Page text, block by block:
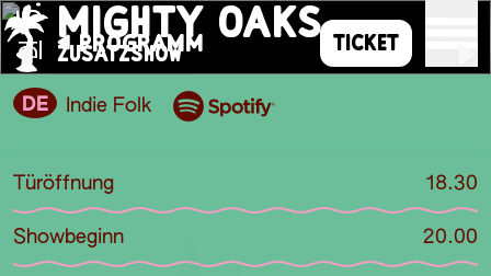
PROGRAMM TICKET
DI
MIGHTY OAKS
ZUSATZSHOW
DE Indie Folk
Türöffnung 18.30
Showbeginn 20.00